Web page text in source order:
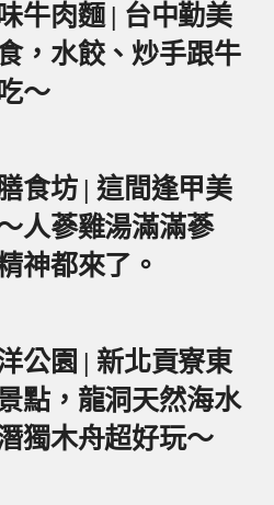
牛肉麵 | 台中勤美
，水餃、炒手跟牛
～
食坊 | 這間逢甲美
人蔘雞湯滿滿蔘
神都來了。
公園 | 新北貢寮東
點，龍洞天然海水
獨木舟超好玩～